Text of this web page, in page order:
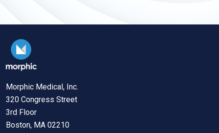
Morphic Medical, Inc.
320 Congress Street
3rd Floor
Boston, MA 02210